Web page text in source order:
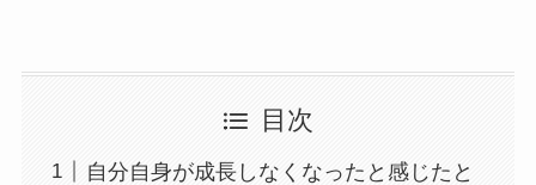
目次
自分自身が成長しなくなったと感じたと